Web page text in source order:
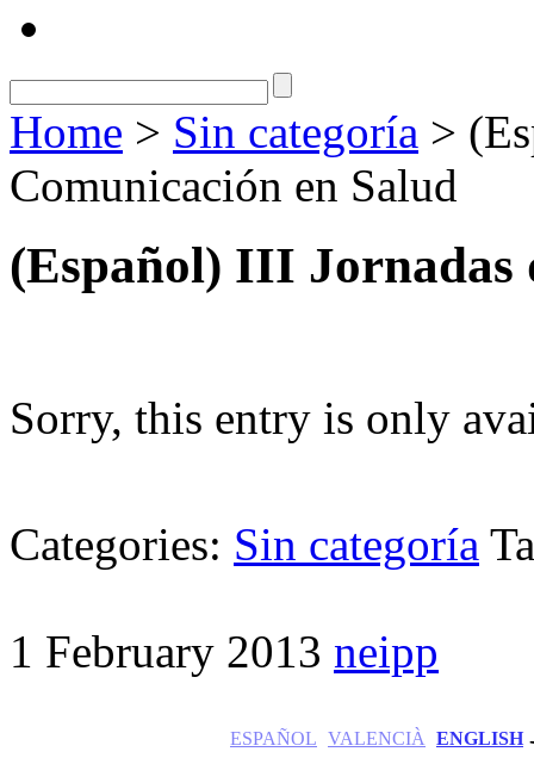
Home > Sin categoría >
Comunicación en Salud
(Español) III Jornadas
Sorry, this entry is only
Categories: Sin categoría
1 February 2013 neipp
ESPAÑOL VALENCIÀ ENGLISH